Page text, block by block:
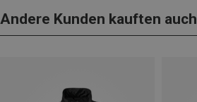
Andere Kunden kauften auch